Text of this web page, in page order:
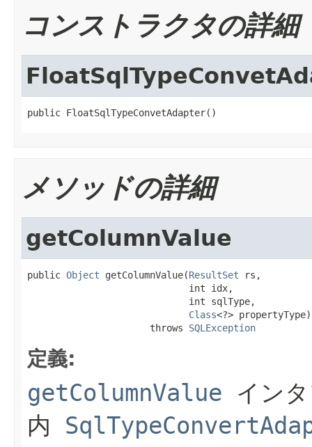
コンストラクタの詳細
public FloatSqlTypeConvetAdapter()
メソッドの詳細
getColumnValue
public Object getColumnValue(ResultSet rs,
                             int idx,
                             int sqlType,
Class<?> propertyType)
                      throws
SQLException
定義:
getColumnValue イン
内